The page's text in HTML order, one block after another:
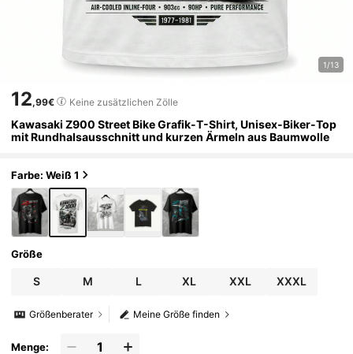
1/13
12,99€ Keine zusätzlichen Zölle
Kawasaki Z900 Street Bike Grafik-T-Shirt, Unisex-Biker-Top
mit Rundhalsausschnitt und kurzen Ärmeln aus Baumwolle
Farbe: Weiß 1
Größe
S M L XL XXL XXXL
Meine Größe finden
Größenberater
Menge: